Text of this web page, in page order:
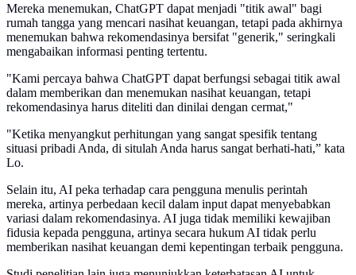
Mereka menemukan, ChatGPT dapat menjadi "titik awal" bagi
rumah tangga yang mencari nasihat keuangan, tetapi pada akhirnya
menemukan bahwa rekomendasinya bersifat "generik," seringkali
mengabaikan informasi penting tertentu.
"Kami percaya bahwa ChatGPT dapat berfungsi sebagai titik awal
dalam memberikan dan menemukan nasihat keuangan, tetapi
rekomendasinya harus diteliti dan dinilai dengan cermat,"
"Ketika menyangkut perhitungan yang sangat spesifik tentang
situasi pribadi Anda, di situlah Anda harus sangat berhati-hati,” kata
Lo.
Selain itu, AI peka terhadap cara pengguna menulis perintah
mereka, artinya perbedaan kecil dalam input dapat menyebabkan
variasi dalam rekomendasinya. AI juga tidak memiliki kewajiban
fidusia kepada pengguna, artinya secara hukum AI tidak perlu
memberikan nasihat keuangan demi kepentingan terbaik pengguna.